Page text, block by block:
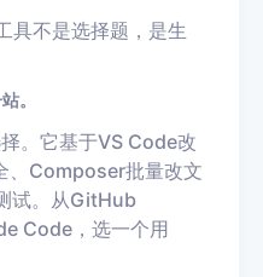
具不是选择题，是生
。
。它基于VS Code改
、Composer批量改文
试。从GitHub
Code，选一个用